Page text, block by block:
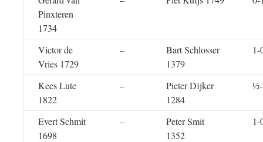
Pinxteren
1734
Victor de
Vries 1729
–
Bart Schlosser
1379
1-
Kees Lute
1822
–
Pieter Dijker
1284
Evert Schmit
1698
–
Peter Smit
1352
1-